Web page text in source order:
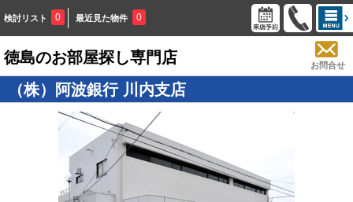
検討リスト 0 最近見た物件 0
徳島のお部屋探し専門店 お問合せ
（株）阿波銀行 川内支店